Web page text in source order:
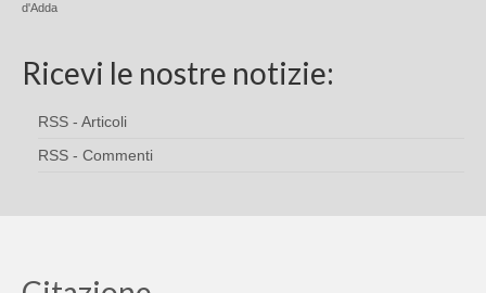
d'Adda
Ricevi le nostre notizie:
RSS - Articoli
RSS - Commenti